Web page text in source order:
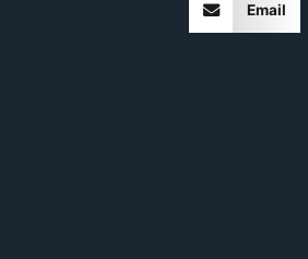
Email